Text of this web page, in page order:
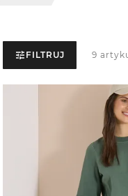
FILTRUJ 9